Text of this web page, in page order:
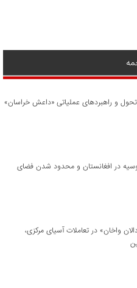
و راهبردهای عملیاتی «داعش خراسان»
روسیه در افغانستان و محدود شدن فضای
واخان» در تعاملات آسیای مرکزی،